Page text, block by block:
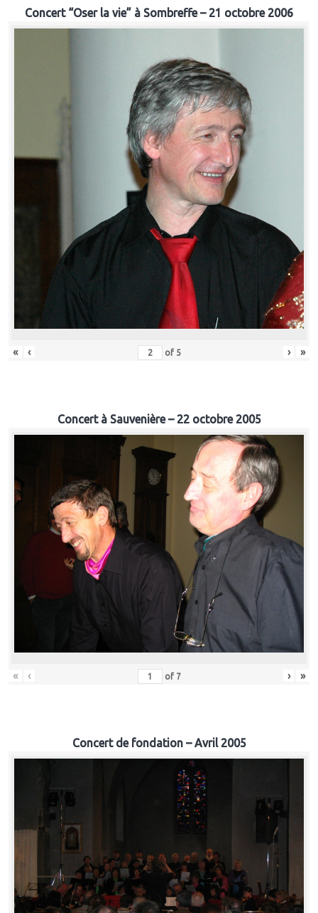
Concert “Oser la vie” à Sombreffe – 21 octobre 2006
« ‹ of 5 › »
Concert à Sauvenière – 22 octobre 2005
« ‹ of 7 › »
Concert de fondation – Avril 2005